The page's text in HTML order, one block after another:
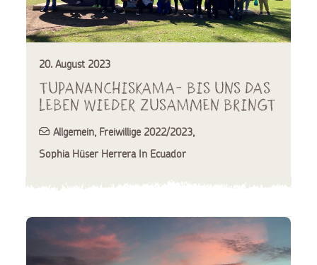
20. August 2023
Tupananchiskama- Bis uns das
Leben wieder zusammen bringt
Allgemein, Freiwillige 2022/2023,
Sophia Hüser Herrera In Ecuador